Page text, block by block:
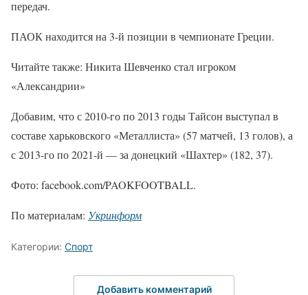
передач.
ПАОК находится на 3-й позиции в чемпионате Греции.
Читайте также: Никита Шевченко стал игроком
«Александрии»
Добавим, что с 2010-го по 2013 годы Тайсон выступал в
составе харьковского «Металлиста» (57 матчей, 13 голов), а
с 2013-го по 2021-й — за донецкий «Шахтер» (182, 37).
Фото: facebook.com/PAOKFOOTBALL.
По материалам: Укринформ
Категории: Спорт
Добавить комментарий